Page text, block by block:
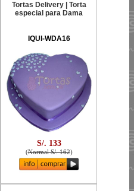
Tortas Delivery | Torta
especial para Dama
IQUI-WDA16
S/. 133
(Normal S/. 162)